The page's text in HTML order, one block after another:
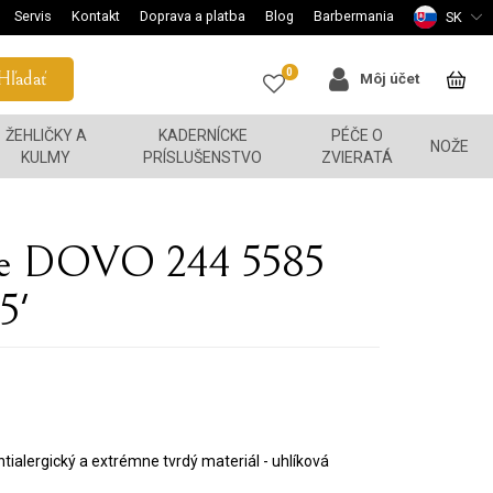
Servis Kontakt Doprava a platba Blog Barbermania SK
0 Môj účet
ŽEHLIČKY A
KULMY
KADERNÍCKE
PRÍSLUŠENSTVO
PÉČE O
ZVIERATÁ
NOŽE
DOVO 244 5585
a extrémne tvrdý materiál - uhlíková